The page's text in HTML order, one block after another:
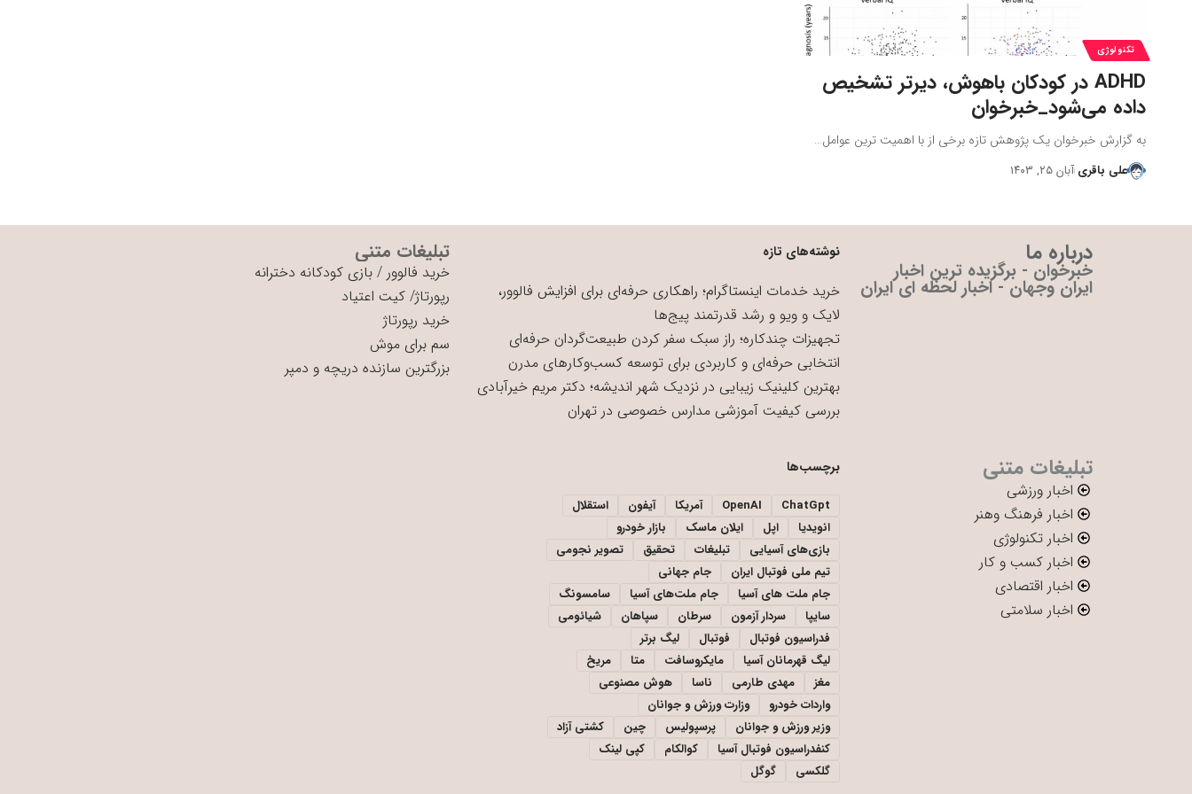
تکنولوژی
ADHD در کودکان باهوش، دیرتر تشخیص
داده می‌شود_خبرخوان
به گزارش خبرخوان یک پژوهش تازه برخی از با اهمیت ترین عوامل…
علی باقری آبان ۲۵, ۱۴۰۳
درباره ما
خبرخوان - برگزیده ترین اخبار
ایران وجهان - اخبار لحظه ای ایران
نوشته‌های تازه
خرید خدمات اینستاگرام؛ راهکاری حرفه‌ای برای افزایش فالوور،
لایک و ویو و رشد قدرتمند پیج‌ها
تجهیزات چندکاره؛ راز سبک سفر کردن طبیعت‌گردان حرفه‌ای
انتخابی حرفه‌ای و کاربردی برای توسعه کسب‌وکارهای مدرن
بهترین کلینیک زیبایی در نزدیک شهر اندیشه؛ دکتر مریم خیرآبادی
بررسی کیفیت آموزشی مدارس خصوصی در تهران
تبلیغات متنی
خرید فالوور /بازی کودکانه دخترانه
رپورتاژ/کیت اعتیاد
خرید رپورتاژ
سم برای موش
بزرگترین سازنده دریچه و دمپر
تبلیغات متنی
اخبار ورزشی
اخبار فرهنگ وهنر
اخبار تکنولوژی
اخبار کسب و کار
اخبار اقتصادی
اخبار سلامتی
برچسب‌ها
ChatGpt
OpenAI آمریکا آیفون
استقلال
انویدیا
اپل ایلان ماسک
بازار خودرو
بازی‌های آسیایی
تبلیغات تحقیق
تصویر نجومی
تیم ملی فوتبال ایران
جام جهانی
جام ملت های آسیا
جام ملت‌های آسیا
سامسونگ
سایپا
سردار آزمون سرطان سپاهان
شیائومی
فدراسیون فوتبال
فوتبال
لیگ برتر
لیگ قهرمانان آسیا
مایکروسافت متا
مریخ
مغز
مهدی طارمی ناسا
هوش مصنوعی
واردات خودرو
وزارت ورزش و جوانان
وزیر ورزش و جوانان
پرسپولیس چین
کشتی آزاد
کنفدراسیون فوتبال آسیا
کوالکام
کپی لینک
گلکسی
گوگل